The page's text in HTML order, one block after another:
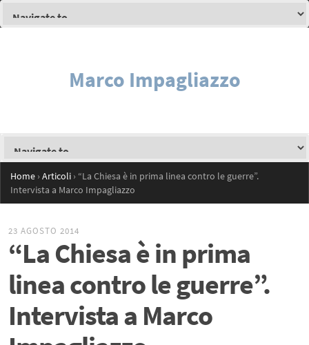
Marco Impagliazzo
Home › Articoli › “La Chiesa è in prima linea contro le guerre”.
Intervista a Marco Impagliazzo
23 AGOSTO 2014
“La Chiesa è in prima
linea contro le guerre”.
Intervista a Marco